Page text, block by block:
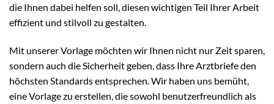
die Ihnen dabei helfen soll, diesen wichtigen Teil Ihrer Arbeit
effizient und stilvoll zu gestalten.
Mit unserer Vorlage möchten wir Ihnen nicht nur Zeit sparen,
sondern auch die Sicherheit geben, dass Ihre Arztbriefe den
höchsten Standards entsprechen. Wir haben uns bemüht,
eine Vorlage zu erstellen, die sowohl benutzerfreundlich als